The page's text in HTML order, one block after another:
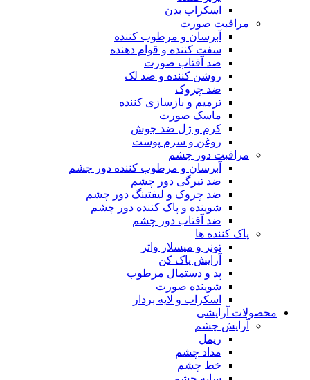
اسکراب بدن
مراقبت صورت
آبرسان و مرطوب کننده
سفت کننده و قوام دهنده
ضد آفتاب صورت
روشن کننده و ضد لک
ضد چروک
ترمیم و بازسازی کننده
ماسک صورت
کرم و ژل ضد جوش
روغن و سرم پوست
مراقبت دور چشم
آبرسان و مرطوب کننده دور چشم
ضد تیرگی دور چشم
ضد چروک و لیفتینگ دور چشم
شوینده و پاک کننده دور چشم
ضد آفتاب دور چشم
پاک کننده ها
تونر و میسلار واتر
آرایش پاک کن
پد و دستمال مرطوب
شوینده صورت
اسکراب و لایه بردار
محصولات آرایشی
آرایش چشم
ریمل
مداد چشم
خط چشم